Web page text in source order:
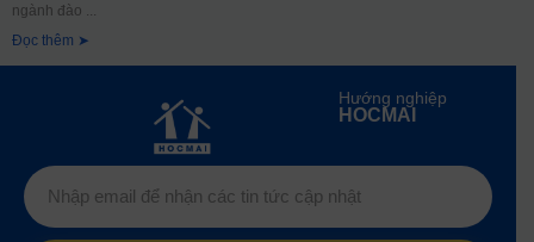
ngành đào
Đọc thêm ➤
Hướng nghiệp
HOCMAI